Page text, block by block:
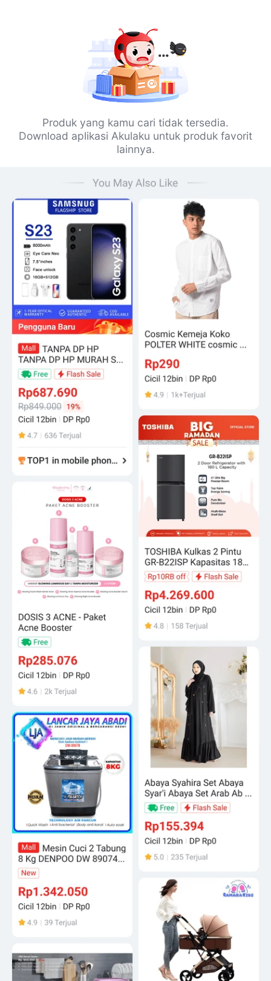
Produk yang kamu cari tidak tersedia.
Download aplikasi Akulaku untuk produk favorit
lainnya.